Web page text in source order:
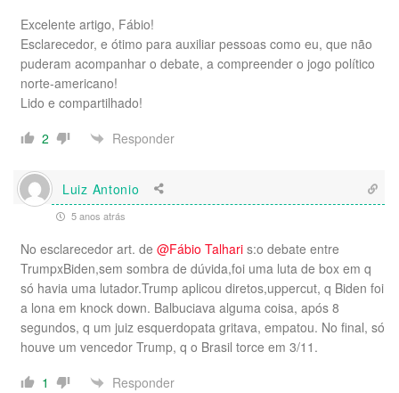
Excelente artigo, Fábio!
Esclarecedor, e ótimo para auxiliar pessoas como eu, que não
puderam acompanhar o debate, a compreender o jogo político
norte-americano!
Lido e compartilhado!
2
Responder
Luiz Antonio
5 anos atrás
No esclarecedor art. de @Fábio Talhari s:o debate entre
TrumpxBiden,sem sombra de dúvida,foi uma luta de box em q
só havia uma lutador.Trump aplicou diretos,uppercut, q Biden foi
a lona em knock down. Balbuciava alguma coisa, após 8
segundos, q um juiz esquerdopata gritava, empatou. No final, só
houve um vencedor Trump, q o Brasil torce em 3/11.
1
Responder